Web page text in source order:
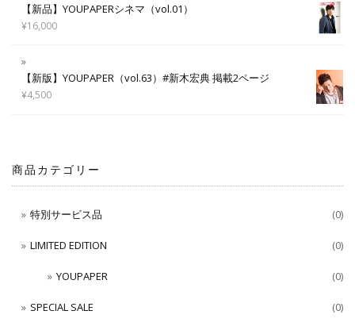
【新品】YOUPAPERシネマ（vol.01）
¥16,000
【新版】YOUPAPER（vol.63）#新木宏典 掲載2ページ
¥4,500
商品カテゴリー
特別サービス品 (0)
LIMITED EDITION (0)
YOUPAPER (0)
SPECIAL SALE (0)